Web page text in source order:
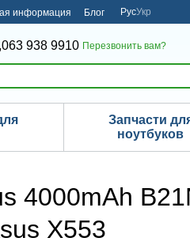
информация Блог РусУкр
063 938 9910 Перезвонить вам?
Запчасти
ноутбуков
4000mAh
X553